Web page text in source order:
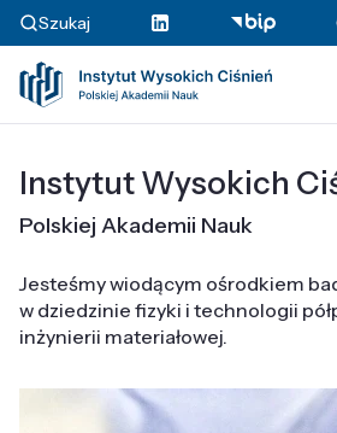
Szukaj
Instytut Wysokich
Polskiej Akademii Nauk
Jesteśmy wiodącym ośrodkiem
w dziedzinie fizyki i technologii
inżynierii materiałowej.